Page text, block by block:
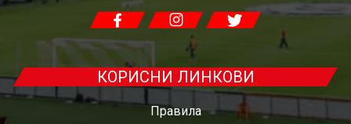
КОРИСНИ ЛИНКОВИ
Правила